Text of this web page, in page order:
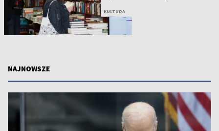
KULTURA
NAJNOWSZE